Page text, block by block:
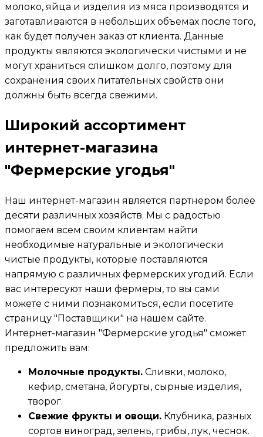
молоко, яйца и изделия из мяса производятся и
заготавливаются в небольших объемах после того,
как будет получен заказ от клиента. Данные
продукты являются экологически чистыми и не
могут храниться слишком долго, поэтому для
сохранения своих питательных свойств они
должны быть всегда свежими.
Широкий ассортимент
интернет-магазина
"Фермерские угодья"
Наш интернет-магазин является партнером более
десяти различных хозяйств. Мы с радостью
помогаем всем своим клиентам найти
необходимые натуральные и экологически
чистые продукты, которые поставляются
напрямую с различных фермерских угодий. Если
вас интересуют наши фермеры, то вы сами
можете с ними познакомиться, если посетите
страницу "Поставщики" на нашем сайте.
Интернет-магазин "Фермерские угодья" сможет
предложить вам:
Молочные продукты. Сливки, молоко,
кефир, сметана, йогурты, сырные изделия,
творог.
Свежие фрукты и овощи. Клубника, разных
сортов виноград, зелень, грибы, лук, чеснок.